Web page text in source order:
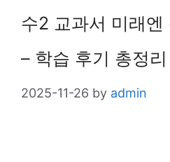
수2 교과서 미래엔
– 학습 후기 총정리
2025-11-26 by admin